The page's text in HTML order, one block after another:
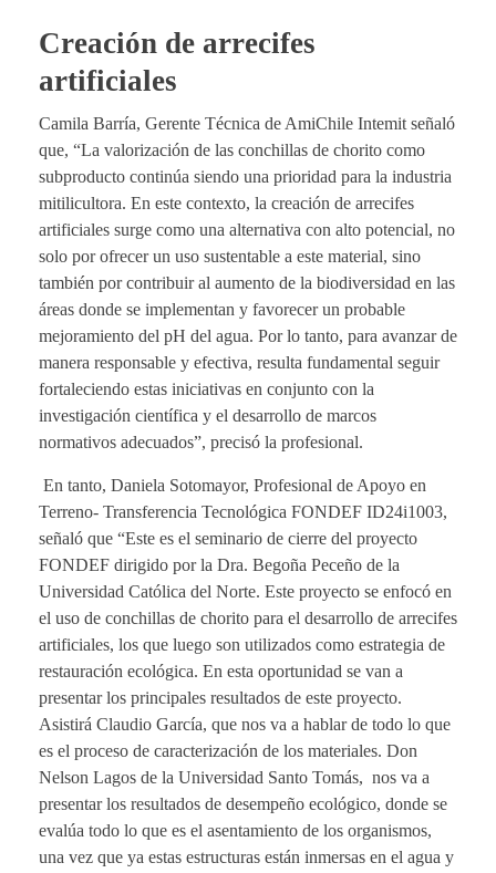
Creación de arrecifes
artificiales
Camila Barría, Gerente Técnica de AmiChile Intemit señaló
que, “La valorización de las conchillas de chorito como
subproducto continúa siendo una prioridad para la industria
mitilicultora. En este contexto, la creación de arrecifes
artificiales surge como una alternativa con alto potencial, no
solo por ofrecer un uso sustentable a este material, sino
también por contribuir al aumento de la biodiversidad en las
áreas donde se implementan y favorecer un probable
mejoramiento del pH del agua. Por lo tanto, para avanzar de
manera responsable y efectiva, resulta fundamental seguir
fortaleciendo estas iniciativas en conjunto con la
investigación científica y el desarrollo de marcos
normativos adecuados”, precisó la profesional.
En tanto, Daniela Sotomayor, Profesional de Apoyo en
Terreno- Transferencia Tecnológica FONDEF ID24i1003,
señaló que “Este es el seminario de cierre del proyecto
FONDEF dirigido por la Dra. Begoña Peceño de la
Universidad Católica del Norte. Este proyecto se enfocó en
el uso de conchillas de chorito para el desarrollo de arrecifes
artificiales, los que luego son utilizados como estrategia de
restauración ecológica. En esta oportunidad se van a
presentar los principales resultados de este proyecto.
Asistirá Claudio García, que nos va a hablar de todo lo que
es el proceso de caracterización de los materiales. Don
Nelson Lagos de la Universidad Santo Tomás, nos va a
presentar los resultados de desempeño ecológico, donde se
evalúa todo lo que es el asentamiento de los organismos,
una vez que ya estas estructuras están inmersas en el agua y